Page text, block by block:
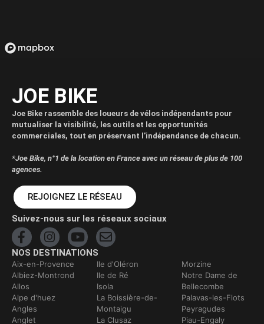
JOE BIKE
Joe Bike rassemble des loueurs de vélos indépendants pour
mutualiser la visibilité, les outils et les opportunités
commerciales, tout en préservant l’indépendance de chacun.
*Joe Bike, n°1 de la location en France avec un réseau de plus de 100
agences.
REJOIGNEZ LE RÉSEAU
Suivez-nous sur les réseaux sociaux
NOS DESTINATIONS
Aix-en-Provence
Albiez-Montrond
Allos
Alpe d'huez
Angles
Anglet
Ile d'Oléron
Ile de Ré
Isola
La Boissière-de-
Montaigu
La Clusaz
Morzine
Notre Dame de
Bellecombe
Palavas-les-Flots
Peyragudes
Piau-Engaly